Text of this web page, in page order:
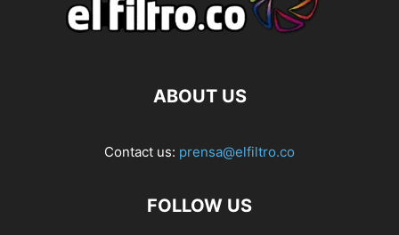
ABOUT US
Contact us: prensa@elfiltro.co
FOLLOW US